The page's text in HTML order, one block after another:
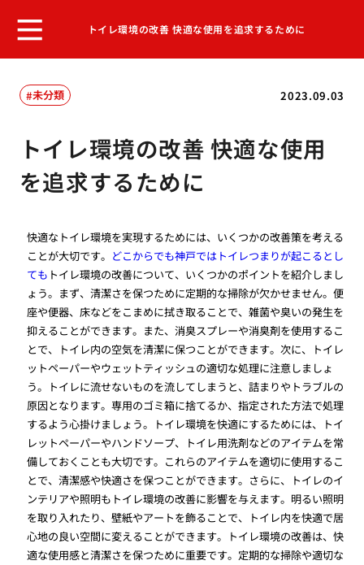
トイレ環境の改善 快適な使用を追求するために
2023.09.03
未分類
トイレ環境の改善 快適な使用
を追求するために
快適なトイレ環境を実現するためには、いくつかの改善策を考える
ことが大切です。 どこからでも神戸ではトイレつまりが起こるとし
ても トイレ環境の改善について、いくつかのポイントを紹介しまし
ょう。まず、清潔さを保つために定期的な掃除が欠かせません。便
座や便器、床などをこまめに拭き取ることで、雑菌や臭いの発生を
抑えることができます。また、消臭スプレーや消臭剤を使用するこ
とで、トイレ内の空気を清潔に保つことができます。次に、トイレ
ットペーパーやウェットティッシュの適切な処理に注意しましょ
う。トイレに流せないものを流してしまうと、詰まりやトラブルの
原因となります。専用のゴミ箱に捨てるか、指定された方法で処理
するよう心掛けましょう。トイレ環境を快適にするためには、トイ
レットペーパーやハンドソープ、トイレ用洗剤などのアイテムを常
備しておくことも大切です。これらのアイテムを適切に使用するこ
とで、清潔感や快適さを保つことができます。さらに、トイレのイ
ンテリアや照明もトイレ環境の改善に影響を与えます。明るい照明
を取り入れたり、壁紙やアートを飾ることで、トイレ内を快適で居
心地の良い空間に変えることができます。トイレ環境の改善は、快
適な使用感と清潔さを保つために重要です。定期的な掃除や適切な